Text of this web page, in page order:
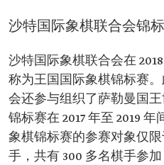
沙特国际象棋联合会锦
沙特国际象棋联合会在
称为王国国际象棋锦标赛
会还参与组织了萨勒曼国
锦标赛在 2017 年至 2019
象棋锦标赛的参赛对象仅
手，共有 300 多名棋手参加